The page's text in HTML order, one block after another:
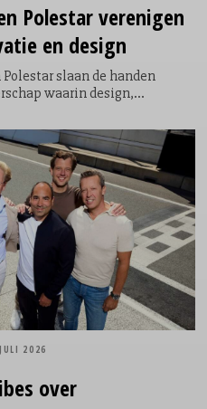
Polestar verenigen
en design
slaan de handen
waarin design,
dat goed ontwerp niet
aan oplossingen voor
uitdagingen. Tijdens
zichtbaar én ervaarbaar in
over
2026